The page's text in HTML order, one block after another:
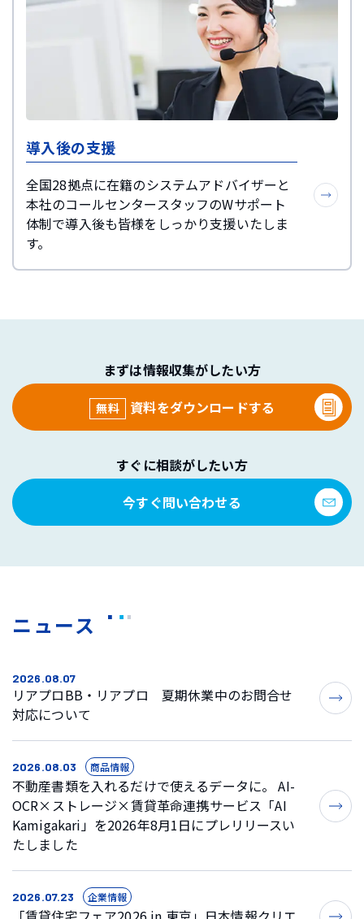
導入後の支援
全国28拠点に在籍のシステムアドバイザーと
本社のコールセンタースタッフのWサポート
体制で導入後も皆様をしっかり支援いたしま
す。
まずは情報収集がしたい方
無料 資料をダウンロードする
すぐに相談がしたい方
今すぐ問い合わせる
ニュース
2026.08.07
リアプロBB・リアプロ 夏期休業中のお問合せ
対応について
2026.08.03 商品情報
不動産書類を入れるだけで使えるデータに。 AI-
OCR×ストレージ×賃貸革命連携サービス「AI
Kamigakari」を2026年8月1日にプレリリースい
たしました
2026.07.23 企業情報